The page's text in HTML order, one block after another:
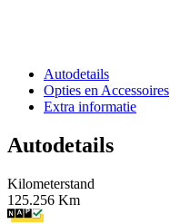
Autodetails
Opties en Accessoires
Extra informatie
Autodetails
Kilometerstand
125.256 Km